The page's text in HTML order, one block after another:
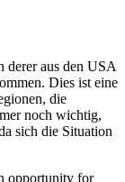
derer aus den USA
Dies ist eine
die
noch wichtig,
sich die Situation
opportunity for